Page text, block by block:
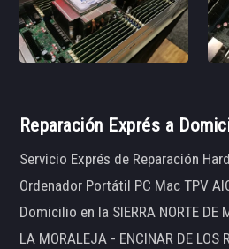
Reparación Exprés a
Servicio Exprés de Reparación
Ordenador Portátil PC Mac TPV
Domicilio en la SIERRA NORTE DE
LA MORALEJA - ENCINAR DE LOS